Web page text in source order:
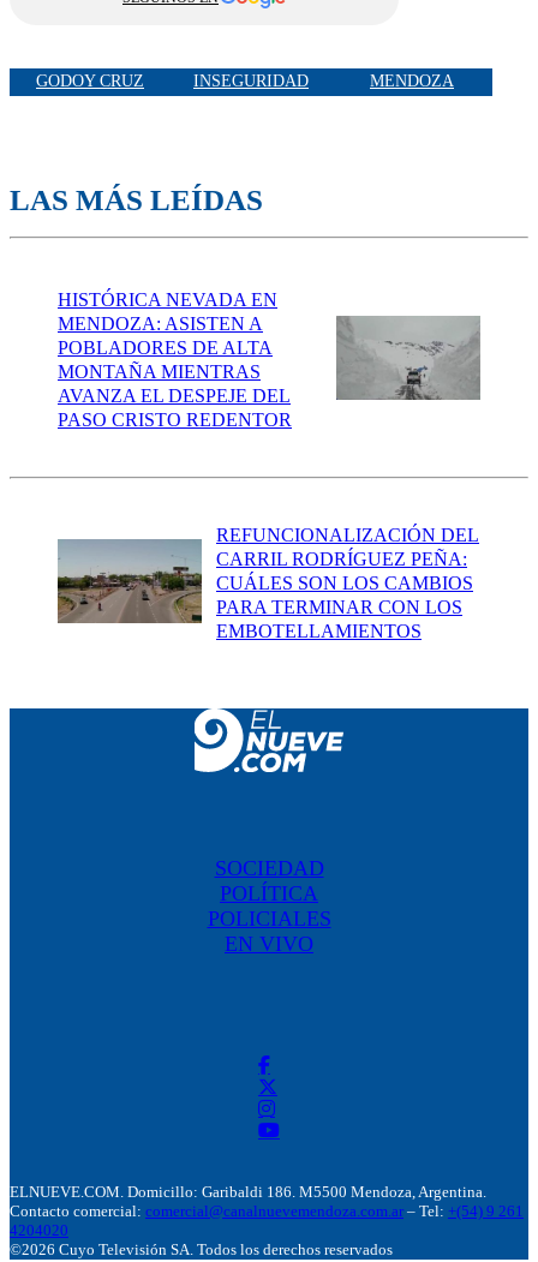
GODOY CRUZ INSEGURIDAD MENDOZA
LAS MÁS LEÍDAS
HISTÓRICA NEVADA EN
MENDOZA: ASISTEN A
POBLADORES DE ALTA
MONTAÑA MIENTRAS
AVANZA EL DESPEJE DEL
PASO CRISTO REDENTOR
REFUNCIONALIZACIÓN DEL
CARRIL RODRÍGUEZ PEÑA:
CUÁLES SON LOS CAMBIOS
PARA TERMINAR CON LOS
EMBOTELLAMIENTOS
SOCIEDAD
POLÍTICA
POLICIALES
EN VIVO
ELNUEVE.COM. Domicillo: Garibaldi 186. M5500 Mendoza, Argentina.
Contacto comercial: comercial@canalnuevemendoza.com.ar – Tel: +(54) 9 261
4204020
©2026 Cuyo Televisión SA. Todos los derechos reservados